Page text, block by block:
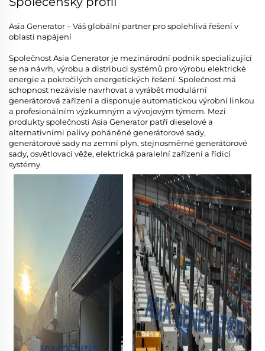
Asia Generator – Váš globální partner pro spolehlivá řešení v
oblasti napájení
Společnost Asia Generator je mezinárodní podnik specializující
se na návrh, výrobu a distribuci systémů pro výrobu elektrické
energie a pokročilých energetických řešení. Společnost má
schopnost nezávisle navrhovat a vyrábět modulární
generátorová zařízení a disponuje automatickou výrobní linkou
a profesionálním výzkumným a vývojovým týmem. Mezi
produkty společnosti Asia Generator patří dieselové a
alternativními palivy poháněné generátorové sady,
generátorové sady na zemní plyn, stejnosměrné generátorové
sady, osvětlovací věže, elektrická paralelní zařízení a řídicí
systémy.